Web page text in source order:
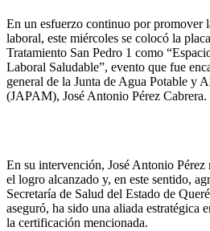
En un esfuerzo continuo por promover
laboral, este miércoles se colocó la
Tratamiento San Pedro 1 como
Laboral Saludable”, evento que fue
general de la Junta de Agua Potable y
(JAPAM), José Antonio Pérez Cabrera.
En su intervención, José Antonio
el logro alcanzado y, en este sentido,
Secretaría de Salud del Estado de
aseguró, ha sido una aliada estratégica
la certificación mencionada.